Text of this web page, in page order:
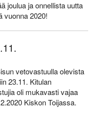
joulua ja onnellista uutta
vuonna 2020!
vetovastuulla olevista
23.11. Kitulan
oli mukavasti vajaa
Kiskon Toijassa.